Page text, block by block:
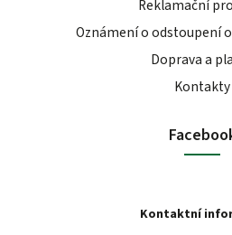
Reklamační
Oznámení o odstoupení
Doprava a
Kontakty
Kontaktní